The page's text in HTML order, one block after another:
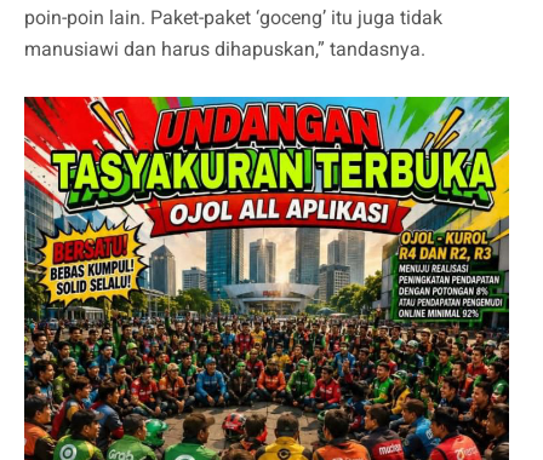
poin-poin lain. Paket-paket ‘goceng’ itu juga tidak
manusiawi dan harus dihapuskan,” tandasnya.